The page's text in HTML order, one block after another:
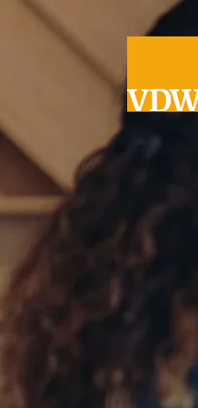
Ga naar de inhoud